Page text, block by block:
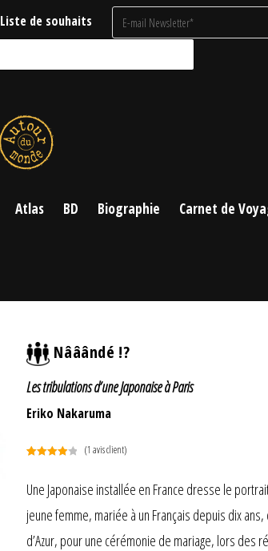
Liste de souhaits
Atlas BD Biographie Carnet de
Nââândé !?
Les tribulations d’une Japonaise à Paris
Eriko Nakaruma
basé
sur
notation
client
(1 avis client)
Une Japonaise installée en France dresse le
jeune femme, mariée à un Français depuis dix
d’Azur, pour une cérémonie de mariage, lors des